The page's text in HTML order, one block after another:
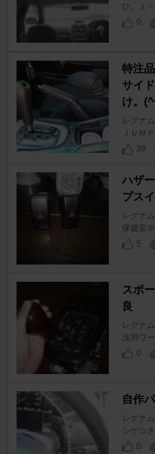
ひ。ぇ
0
特注
サイ
け。
レグナム
ＪＵＭ
38
ハザ
プス
レグナム
保健室
5
スポ
良
レグナム
浅羽ワ
0
自作
レグナム
シゲ☆さ
0